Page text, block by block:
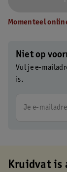
Momenteel
Niet op
Vul je e-
is.
Je e-
Kruidvat is